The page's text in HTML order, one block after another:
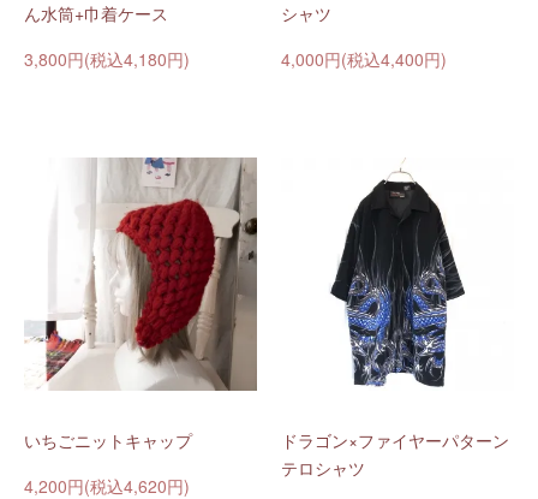
ん水筒+巾着ケース
3,800円(税込4,180円)
シャツ
4,000円(税込4,400円)
いちごニットキャップ
4,200円(税込4,620円)
ドラゴン×ファイヤーパターン
テロシャツ